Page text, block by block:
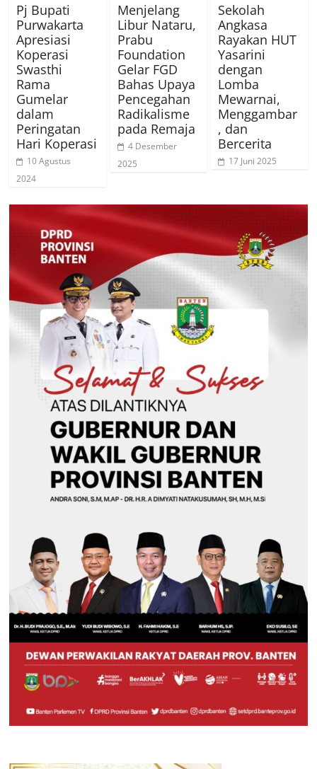
Pj Bupati
Purwakarta
Apresiasi
Koperasi
Swasthi
Rama
Gumelar
dalam
Peringatan
Hari Koperasi
10 Agustus
2024
Menjelang
Libur Nataru,
Prabu
Foundation
Gelar FGD
Bahas Upaya
Pencegahan
Radikalisme
pada Remaja
4 Desember
2025
Sekolah
Angkasa
Rayakan HUT
Yasarini
dengan
Lomba
Mewarnai,
Menggambar
, dan
Bercerita
17 Juni 2025